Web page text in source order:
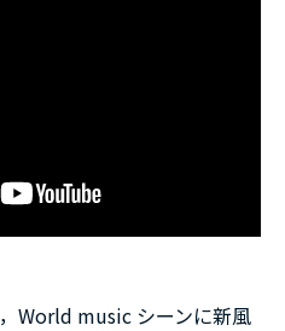
World music シーンに新風